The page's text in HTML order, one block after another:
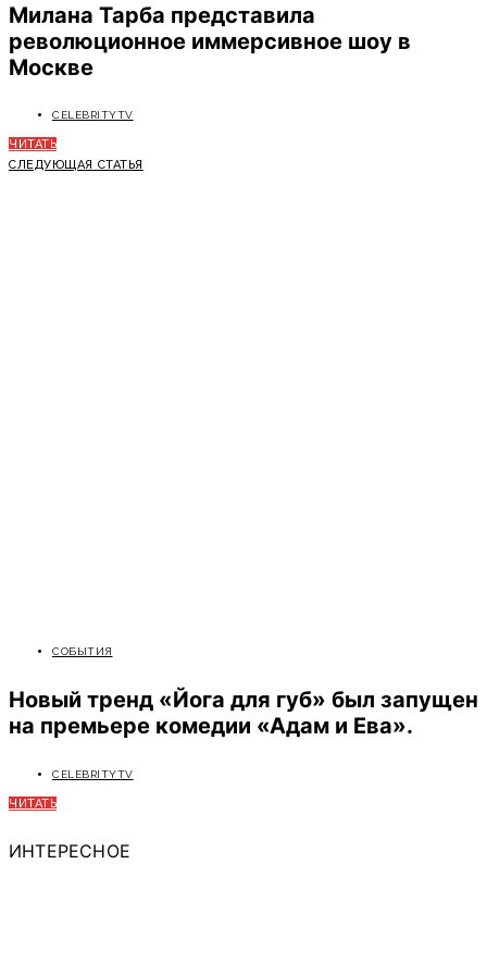
Милана Тарба представила
революционное иммерсивное шоу в
Москве
CELEBRITYTV
ЧИТАТЬ
СЛЕДУЮЩАЯ СТАТЬЯ
СОБЫТИЯ
Новый тренд «Йога для губ» был запущен
на премьере комедии «Адам и Ева».
CELEBRITYTV
ЧИТАТЬ
ИНТЕРЕСНОЕ